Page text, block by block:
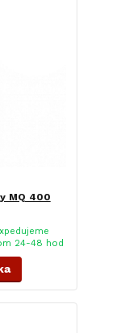
MQ 400
24-48 hod